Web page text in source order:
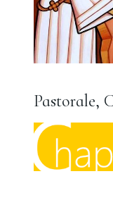
Pastorale,